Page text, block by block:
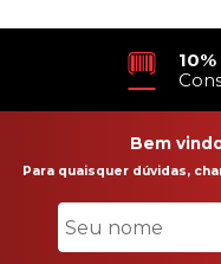
Bem
Para quaisquer dúvidas,